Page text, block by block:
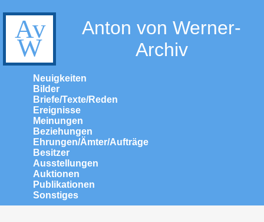
Anton von Werner-
Archiv
Neuigkeiten
Bilder
Briefe/Texte/Reden
Ereignisse
Meinungen
Beziehungen
Ehrungen/Ämter/Aufträge
Besitzer
Ausstellungen
Auktionen
Publikationen
Sonstiges